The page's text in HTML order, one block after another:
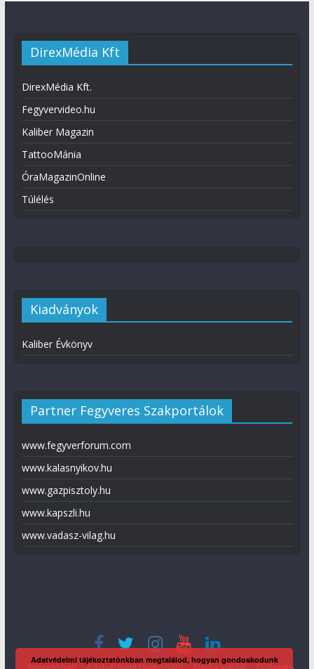
DirexMédia Kft
DirexMédia Kft.
Fegyvervideo.hu
Kaliber Magazin
TattooMánia
ÓraMagazinOnline
Túlélés
Kiadványok
Kaliber Évkönyv
Partner Fegyveres Szakportálok
www.fegyverforum.com
www.kalasnyikov.hu
www.gazpisztoly.hu
www.kapszli.hu
www.vadasz-vilag.hu
Adatvédelmi tájékoztatónkban megtalálod, hogyan gondoskodunk